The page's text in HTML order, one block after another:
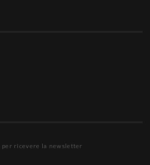
ricevere la newsletter